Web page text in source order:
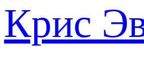
Крис